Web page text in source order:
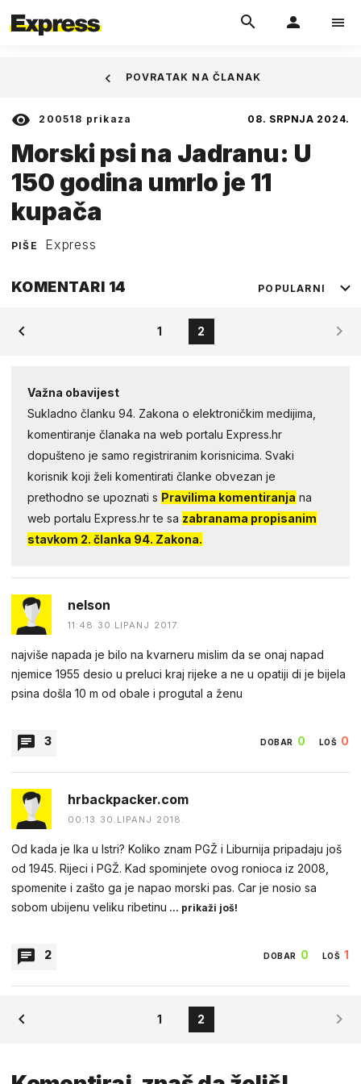
200518 prikaza 08. SRPNJA 2024.
Morski psi na Jadranu: U
150 godina umrlo je 11
kupača
PIŠE Express
POVRATAK NA ČLANAK
KOMENTARI 14 POPULARNI
1 2
Važna obavijest
Sukladno članku 94. Zakona o elektroničkim medijima,
komentiranje članaka na web portalu Express.hr
dopušteno je samo registriranim korisnicima. Svaki
korisnik koji želi komentirati članke obvezan je
prethodno se upoznati s Pravilima komentiranja na
web portalu Express.hr te sa zabranama propisanim
stavkom 2. članka 94. Zakona.
nelson
11:48 30.LIPANJ 2017.
najviše napada je bilo na kvarneru mislim da se onaj napad
njemice 1955 desio u preluci kraj rijeke a ne u opatiji di je bijela
psina došla 10 m od obale i progutal a ženu
3 DOBAR 0 LOŠ 0
hrbackpacker.com
00:14 30.LIPANJ 2018.
Ako je Ika u Istri i Preluk može biti u Opatiji hahaha. Očito tu još
vladaju granice iz vremena Mussolinija.
e to ne znam .u opatiji je isto bio napad morskog psa 1961.
hrbackpacker.com
00:13 30.LIPANJ 2018.
Od kada je Ika u Istri? Koliko znam PGŽ i Liburnija pripadaju još
od 1945. Rijeci i PGŽ. Kad spominjete ovog ronioca iz 2008,
spomenite i zašto ga je napao morski pas. Car je nosio sa
sobom ubijenu veliku ribetinu ... prikaži još!
2 DOBAR 0 LOŠ 1
10:42 24.SRPANJ 2018.
od obale ..vis,, da morskog psa je privukla krv došao 10 m od
1 2